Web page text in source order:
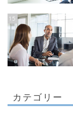
15
カテゴリー